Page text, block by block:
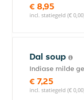
€ 8,95
incl. statiegeld (€
Dal soup
Indiase milde
€ 7,25
incl. statiegeld (€